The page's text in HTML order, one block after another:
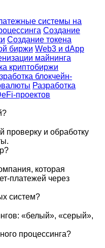
системы на
Создание
Создание токена
биржи Web3 и dApp
майнинга
криптобиржи
блокчейн-
Разработка
проектов
проверку и обработку
которая
платежей через
систем?
«белый», «серый»,
процессинга?